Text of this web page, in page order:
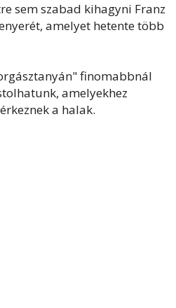
sem szabad kihagyni Franz
amelyet hetente több
finomabbnál
amelyekhez
a halak.